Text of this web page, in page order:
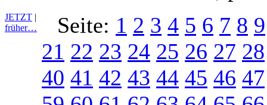
JETZT |
früher…
Seite: 1 2 3 4 5 6 7 8 9
21 22 23 24 25 26 27 28
40 41 42 43 44 45 46 47